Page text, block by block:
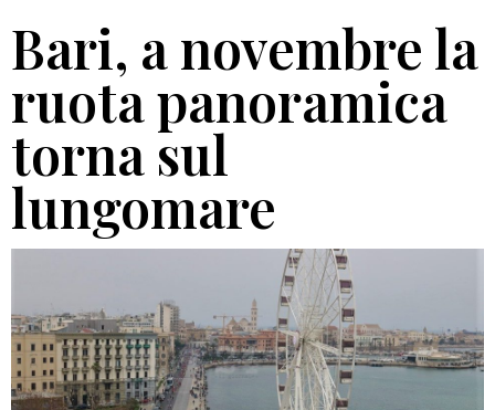
Bari, a novembre la
ruota panoramica
torna sul
lungomare